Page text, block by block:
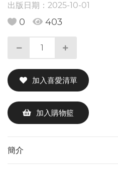
出版日期： 2025-10-01
0 403
加入喜愛清單
加入購物籃
簡介